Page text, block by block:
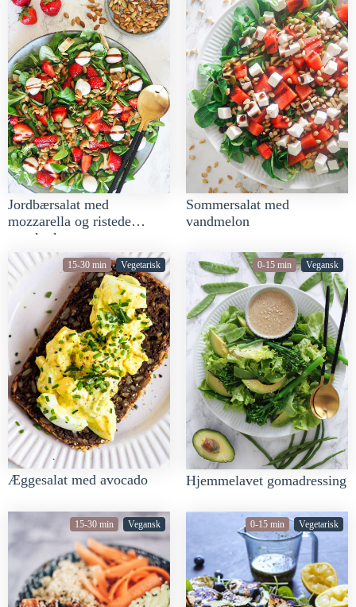
Jordbærsalat med
mozzarella og ristede
græskarkerner
Sommersalat med
vandmelon
15-30 min Vegetarisk
Æggesalat med avocado
0-15 min Vegansk
Hjemmelavet gomadressing
15-30 min Vegansk 0-15 min Vegetarisk